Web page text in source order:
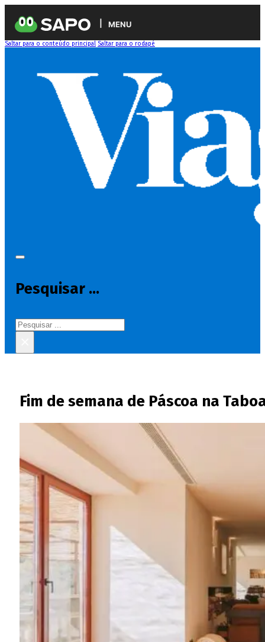
MENU
Saltar para o conteúdo principal Saltar para o rodapé
Pesquisar ...
Pesquisar
Fim de semana de Páscoa na